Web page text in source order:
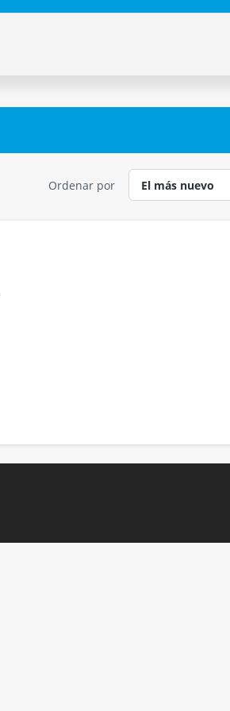
Ordenar por